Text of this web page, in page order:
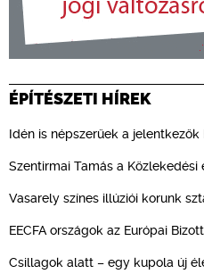
ÉPÍTÉSZETI HÍREK
Idén is népszerűek a jelentkezők
Szentirmai Tamás a Közlekedési
Vasarely színes illúziói korunk
EECFA országok az Európai
Csillagok alatt – egy kupola új